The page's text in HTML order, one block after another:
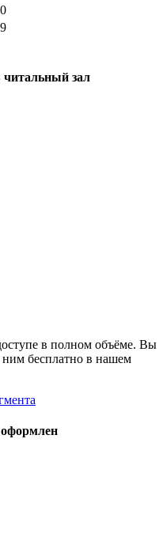
читальный зал
в полном объёме. Вы
ним бесплатно в нашем